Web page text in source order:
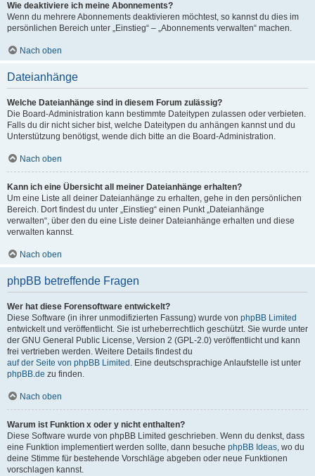
Wie deaktiviere ich meine Abonnements?
Wenn du mehrere Abonnements deaktivieren möchtest, so kannst du dies im
persönlichen Bereich unter „Einstieg“ – „Abonnements verwalten“ machen.
Nach oben
Dateianhänge
Welche Dateianhänge sind in diesem Forum zulässig?
Die Board-Administration kann bestimmte Dateitypen zulassen oder verbieten.
Falls du dir nicht sicher bist, welche Dateitypen du anhängen kannst und du
Unterstützung benötigst, wende dich bitte an die Board-Administration.
Nach oben
Kann ich eine Übersicht all meiner Dateianhänge erhalten?
Um eine Liste all deiner Dateianhänge zu erhalten, gehe in den persönlichen
Bereich. Dort findest du unter „Einstieg“ einen Punkt „Dateianhänge
verwalten“, über den du eine Liste deiner Dateianhänge erhalten und diese
verwalten kannst.
Nach oben
phpBB betreffende Fragen
Wer hat diese Forensoftware entwickelt?
Diese Software (in ihrer unmodifizierten Fassung) wurde von phpBB Limited
entwickelt und veröffentlicht. Sie ist urheberrechtlich geschützt. Sie wurde unter
der GNU General Public License, Version 2 (GPL-2.0) veröffentlicht und kann
frei vertrieben werden. Weitere Details findest du
auf der Seite von phpBB Limited . Eine deutschsprachige Anlaufstelle ist unter
phpBB.de zu finden.
Nach oben
Warum ist Funktion x oder y nicht enthalten?
Diese Software wurde von phpBB Limited geschrieben. Wenn du denkst, dass
eine Funktion implementiert werden sollte, dann besuche phpBB Ideas, wo du
deine Stimme für bestehende Vorschläge abgeben oder neue Funktionen
vorschlagen kannst.